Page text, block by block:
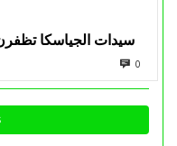
سيدات الجياسكا تظفرن
0